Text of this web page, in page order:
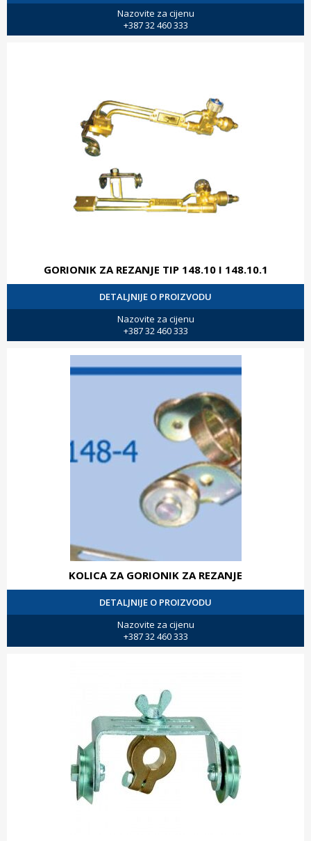
Nazovite za cijenu
+387 32 460 333
GORIONIK ZA REZANJE TIP 148.10 I 148.10.1
DETALJNIJE O PROIZVODU
Nazovite za cijenu
+387 32 460 333
KOLICA ZA GORIONIK ZA REZANJE
DETALJNIJE O PROIZVODU
Nazovite za cijenu
+387 32 460 333